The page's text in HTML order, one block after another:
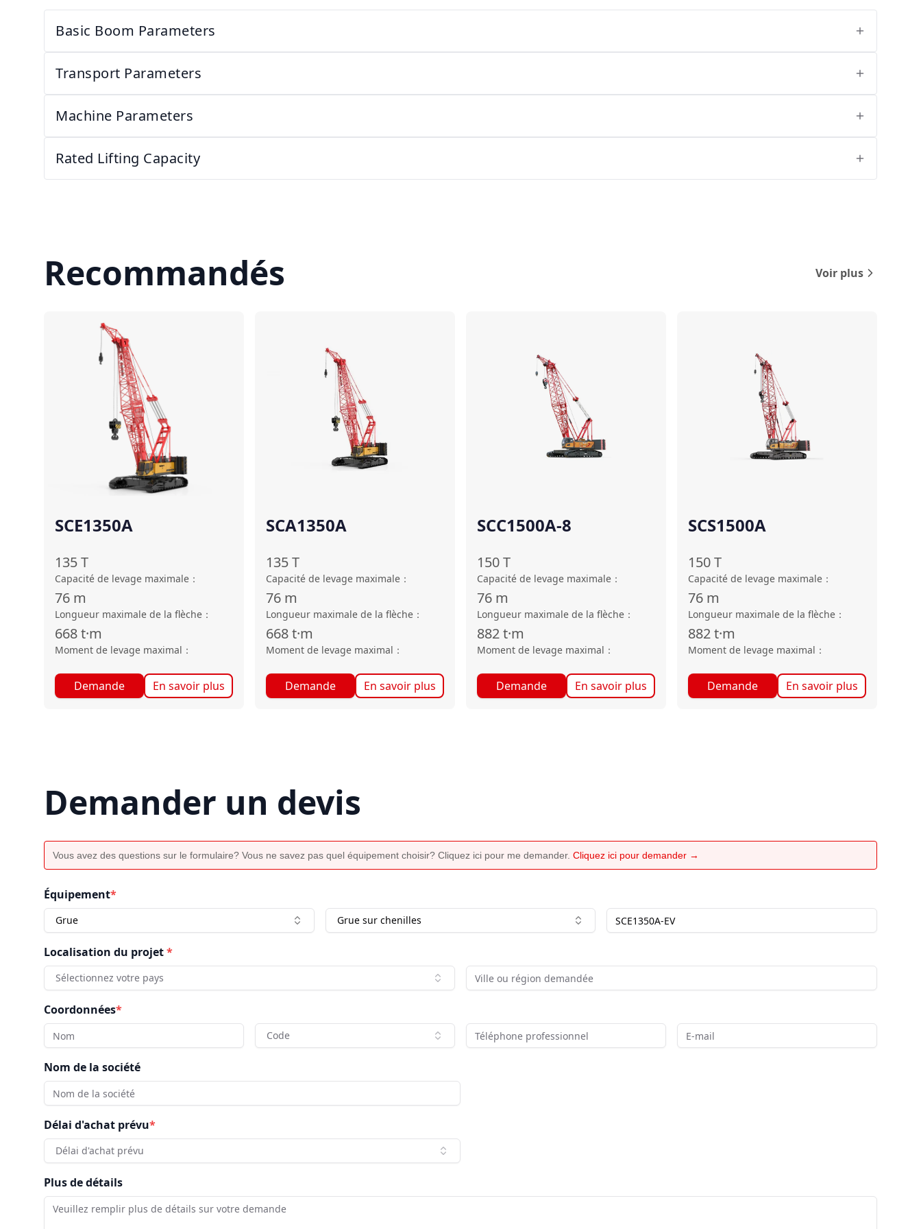
Basic Boom Parameters
Transport Parameters
Machine Parameters
Rated Lifting Capacity
Recommandés Voir plus
SCE1350A
135T
Capacité de levage maximale ：
76 m
Longueur maximale de la flèche ：
668t·m
Moment de levage maximal ：
Demande En savoir plus
SCA1350A
135T
Capacité de levage maximale ：
76 m
Longueur maximale de la flèche ：
668t·m
Moment de levage maximal ：
Demande En savoir plus
SCC1500A-8
150T
Capacité de levage maximale ：
76 m
Longueur maximale de la flèche ：
882t·m
Moment de levage maximal ：
Demande En savoir plus
SCS1500A
150T
Capacité de levage maximale ：
76 m
Longueur maximale de la flèche ：
882t·m
Moment de levage maximal ：
Demande En savoir plus
Demander un devis
Vous avez des questions sur le formulaire? Vous ne savez pas quel équipement choisir? Cliquez ici pour me demander. Cliquez ici pour demander →
Équipement*
Grue Grue sur chenilles
Localisation du projet*
Sélectionnez votre pays
Coordonnées*
Code
Nom de la société
Délai d'achat prévu*
Délai d'achat prévu
Plus de détails